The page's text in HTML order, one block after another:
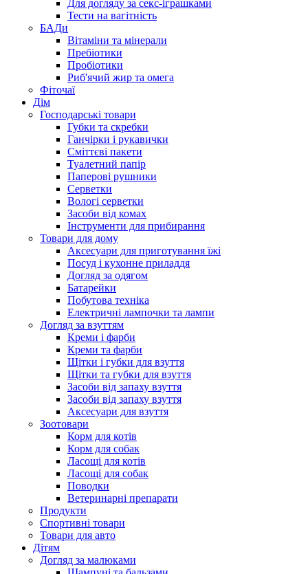
Для догляду за секс-іграшками
Тести на вагітність
БАДи
Вітаміни та мінерали
Пребіотики
Пробіотики
Риб'ячий жир та омега
Фіточаї
Дім
Господарські товари
Губки та скребки
Ганчірки і рукавички
Сміттєві пакети
Туалетний папір
Паперові рушники
Серветки
Вологі серветки
Засоби від комах
Інструменти для прибирання
Товари для дому
Аксесуари для приготування їжі
Посуд і кухонне приладдя
Догляд за одягом
Батарейки
Побутова техніка
Електричні лампочки та лампи
Догляд за взуттям
Креми і фарби
Креми та фарби
Щітки і губки для взуття
Щітки та губки для взуття
Засоби від запаху взуття
Засоби від запаху взуття
Аксесуари для взуття
Зоотовари
Корм для котів
Корм для собак
Ласощі для котів
Ласощі для собак
Поводки
Ветеринарні препарати
Продукти
Спортивні товари
Товари для авто
Дітям
Догляд за малюками